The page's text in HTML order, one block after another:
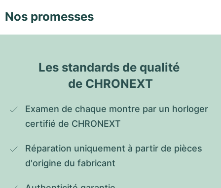
Nos promesses
Les standards de qualité
de CHRONEXT
Examen de chaque montre par un horloger
certifié de CHRONEXT
Réparation uniquement à partir de pièces
d'origine du fabricant